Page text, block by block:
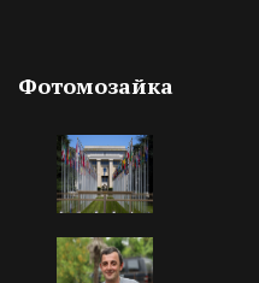
Фотомозайка